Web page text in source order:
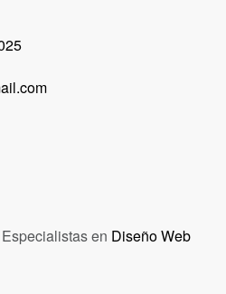
en Diseño Web